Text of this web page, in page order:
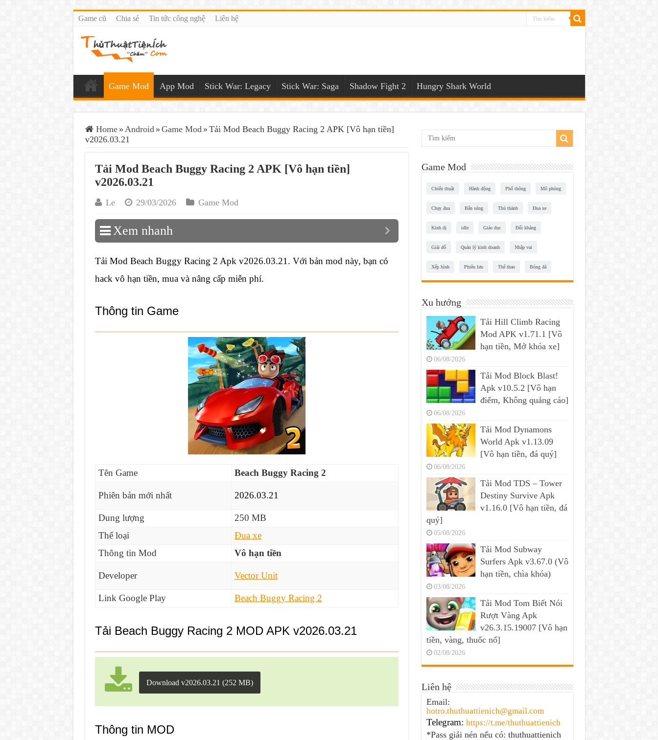
Game cũ Chia sẻ Tin tức công nghệ Liên hệ
Game Mod App Mod Stick War: Legacy Stick War: Saga Shadow Fight 2 Hungry Shark World
Home » Android » Game Mod » Tải Mod Beach Buggy Racing 2 APK [Vô hạn tiền]
v2026.03.21
Tải Mod Beach Buggy Racing 2 APK [Vô hạn tiền]
v2026.03.21
Le 29/03/2026 Game Mod
Xem nhanh
Tải Mod Beach Buggy Racing 2 Apk v2026.03.21. Với bản mod này, bạn có
hack vô hạn tiền, mua và nâng cấp miễn phí.
Thông tin Game
Tên Game Beach Buggy Racing 2
Phiên bản mới nhất 2026.03.21
Dung lượng
250 MB
Thể loại
Đua xe
Thông tin Mod
Vô hạn tiền
Developer Vector Unit
Link Google Play Beach Buggy Racing 2
Tải Beach Buggy Racing 2 MOD APK v2026.03.21
Download v2026.03.21 (252 MB)
Thông tin MOD
Game Mod
Chiến thuật Hành động Phổ thông Mô phỏng
Chạy đua Bắn súng Thủ thành Đua xe
Kinh dị idle Giáo dục Đối kháng
Giải đố Quản lý kinh doanh Nhập vai
Xếp hình Phiêu lưu Thể thao Bóng đá
Xu hướng
Tải Hill Climb Racing
Mod APK v1.71.1 [Vô
hạn tiền, Mở khóa xe]
06/08/2026
Tải Mod Block Blast!
Apk v10.5.2 [Vô hạn
điểm, Không quảng cáo]
06/08/2026
Tải Mod Dynamons
World Apk v1.13.09
[Vô hạn tiền, đá quý]
06/08/2026
Tải Mod TDS – Tower
Destiny Survive Apk
v1.16.0 [Vô hạn tiền, đá
quý]
05/08/2026
Tải Mod Subway
Surfers Apk v3.67.0 (Vô
hạn tiền, chìa khóa)
03/08/2026
Tải Mod Tom Biết Nói
Rượt Vàng Apk
v26.3.15.19007 [Vô hạn
tiền, vàng, thuốc nổ]
02/08/2026
Liên hệ
Email:
hotro.thuthuattienich@gmail.com
Telegram: https://t.me/thuthuattienich
*Pass giải nén nếu có: thuthuattienich